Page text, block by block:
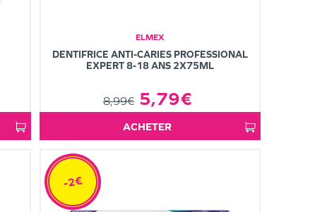
ELMEX
DENTIFRICE ANTI-CARIES PROFESSIONAL
EXPERT 8-18 ANS 2X75ML
8,99€ 5,79€
ACHETER
-2€